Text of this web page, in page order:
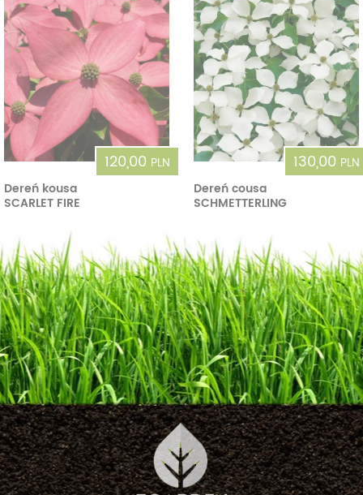
120,00 PLN
Dereń kousa
SCARLET FIRE
130,00 PLN
Dereń cousa
SCHMETTERLING